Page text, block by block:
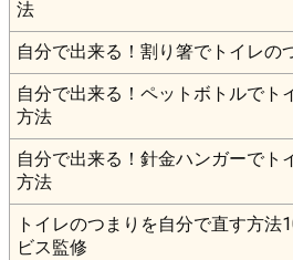
法
自分で出来る！割り箸でトイレの
自分で出来る！ペットボトルでト
方法
自分で出来る！針金ハンガーでト
方法
トイレのつまりを自分で直す方法
ビス監修